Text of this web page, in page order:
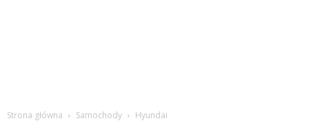
Strona główna Samochody Hyundai